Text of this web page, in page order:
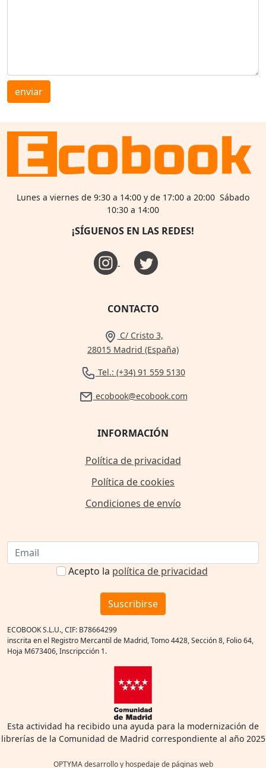
enviar
Lunes a viernes de 9:30 a 14:00 y de 17:00 a 20:00 Sábado
10:30 a 14:00
¡SÍGUENOS EN LAS REDES!
CONTACTO
C/ Cristo 3,
28015 Madrid (España)
Tel.: (+34) 91 559 5130
ecobook@ecobook.com
INFORMACIÓN
Política de privacidad
Política de cookies
Condiciones de envío
Acepto la política de privacidad
Suscribirse
ECOBOOK S.L.U., CIF: B78664299
inscrita en el Registro Mercantil de Madrid, Tomo 4428, Sección 8, Folio 64,
Hoja M673406, Inscripcción 1.
Esta actividad ha recibido una ayuda para la modernización de
librerías de la Comunidad de Madrid correspondiente al año 2025
OPTYMA desarrollo y hospedaje de páginas web